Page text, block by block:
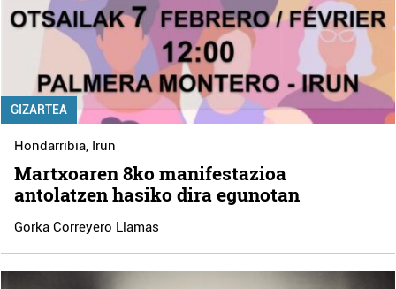
GIZARTEA
Hondarribia, Irun
Martxoaren 8ko manifestazioa
antolatzen hasiko dira egunotan
Gorka Correyero Llamas